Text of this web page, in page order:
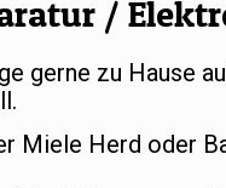
/
gerne zu Hause
Miele Herd oder